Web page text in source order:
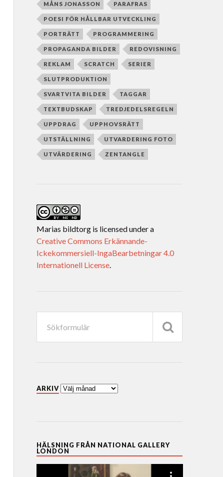
MÅNS JONASSON PARAFRAS
POESI FÖR HÅLLBAR UTVECKLING
PORTRÄTT PROGRAMMERING
PROPAGANDA BILDER REDOVISNING
REKLAM SCRATCH SERIER
SLUTPRODUKTION
SVARTVITA BILDER TAGGAR
TEXTBUDSKAP TREDJEDELSREGELN
UPPDRAG UPPHOVSRÄTT
UTSTÄLLNING UTVARDERING FOTO
UTVÄRDERING ZENTANGLE
Marias bildtorgis licensed under a
Creative Commons Erkännande-
Ickekommersiell-IngaBearbetningar 4.0
Internationell License.
ARKIV
HÄLSNING FRÅN NATIONAL GALLERY
LONDON
Videospelare